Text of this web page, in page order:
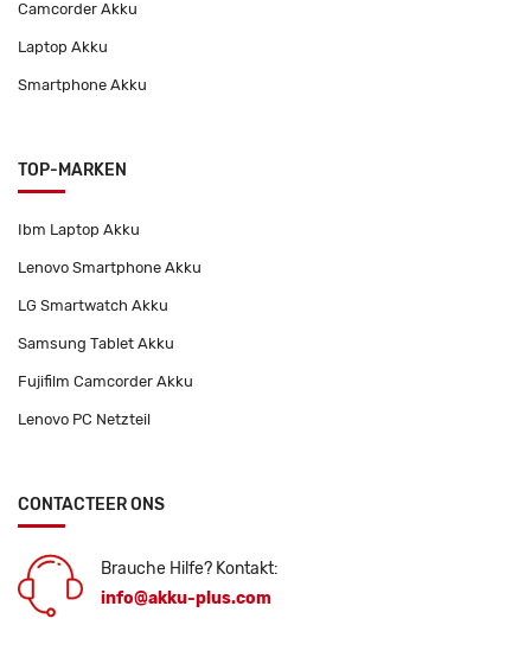
Camcorder Akku
Laptop Akku
Smartphone Akku
TOP-MARKEN
Ibm Laptop Akku
Lenovo Smartphone Akku
LG Smartwatch Akku
Samsung Tablet Akku
Fujifilm Camcorder Akku
Lenovo PC Netzteil
CONTACTEER ONS
Brauche Hilfe? Kontakt:
info@akku-plus.com